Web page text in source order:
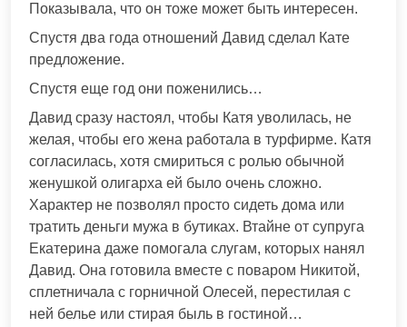
Показывала, что он тоже может быть интересен.
Спустя два года отношений Давид сделал Кате
предложение.
Спустя еще год они поженились…
Давид сразу настоял, чтобы Катя уволилась, не
желая, чтобы его жена работала в турфирме. Катя
согласилась, хотя смириться с ролью обычной
женушкой олигарха ей было очень сложно.
Характер не позволял просто сидеть дома или
тратить деньги мужа в бутиках. Втайне от супруга
Екатерина даже помогала слугам, которых нанял
Давид. Она готовила вместе с поваром Никитой,
сплетничала с горничной Олесей, перестилая с
ней белье или стирая быль в гостиной…